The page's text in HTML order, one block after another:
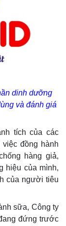
dinh dưỡng
và đánh giá
tích của các
đồng hành
hàng giả,
hiệu của mình,
của người tiêu
sữa, Công ty
đứng trước